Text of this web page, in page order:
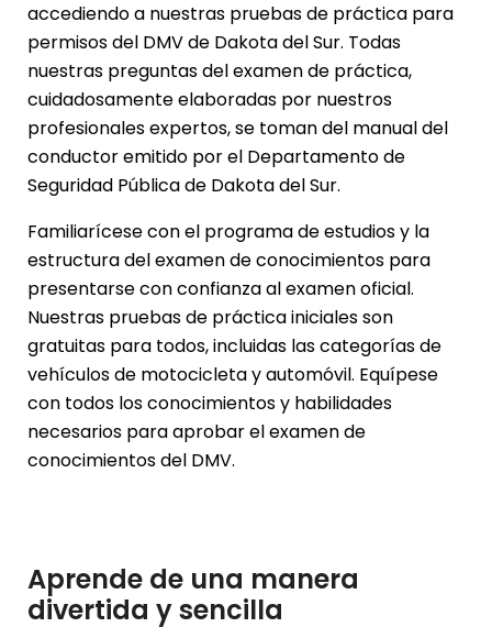
accediendo a nuestras pruebas de práctica para
permisos del DMV de Dakota del Sur. Todas
nuestras preguntas del examen de práctica,
cuidadosamente elaboradas por nuestros
profesionales expertos, se toman del manual del
conductor emitido por el Departamento de
Seguridad Pública de Dakota del Sur.
Familiarícese con el programa de estudios y la
estructura del examen de conocimientos para
presentarse con confianza al examen oficial.
Nuestras pruebas de práctica iniciales son
gratuitas para todos, incluidas las categorías de
vehículos de motocicleta y automóvil. Equípese
con todos los conocimientos y habilidades
necesarios para aprobar el examen de
conocimientos del DMV.
Aprende de una manera
divertida y sencilla